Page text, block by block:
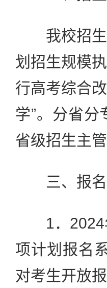
我校招生
划招生规模
行高考综合
学”。分省
省级招生主
三、报名
1．2024
项计划报名
对考生开放